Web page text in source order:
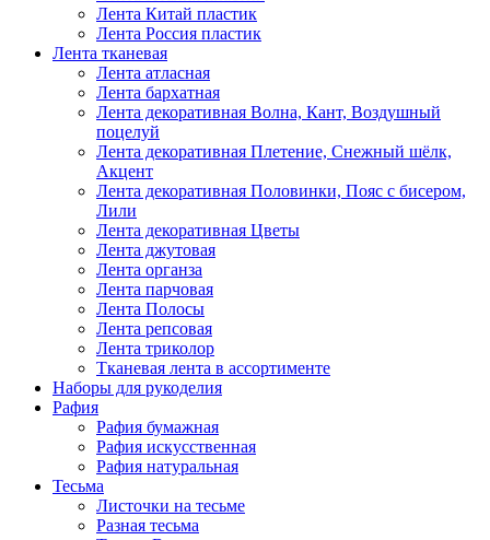
Лента Китай пластик
Лента Россия пластик
Лента тканевая
Лента атласная
Лента бархатная
Лента декоративная Волна, Кант, Воздушный
поцелуй
Лента декоративная Плетение, Снежный шёлк,
Акцент
Лента декоративная Половинки, Пояс с бисером,
Лили
Лента декоративная Цветы
Лента джутовая
Лента органза
Лента парчовая
Лента Полосы
Лента репсовая
Лента триколор
Тканевая лента в ассортименте
Наборы для рукоделия
Рафия
Рафия бумажная
Рафия искусственная
Рафия натуральная
Тесьма
Листочки на тесьме
Разная тесьма